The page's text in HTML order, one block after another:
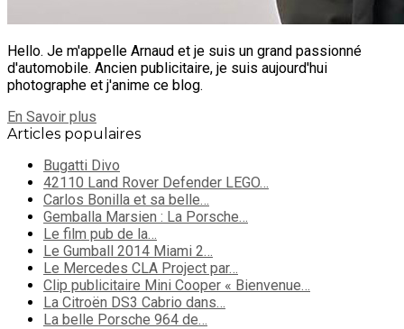
Hello. Je m'appelle Arnaud et je suis un grand passionné
d'automobile. Ancien publicitaire, je suis aujourd'hui
photographe et j'anime ce blog.
En Savoir plus
Articles populaires
Bugatti Divo
42110 Land Rover Defender LEGO…
Carlos Bonilla et sa belle…
Gemballa Marsien : La Porsche…
Le film pub de la…
Le Gumball 2014 Miami 2…
Le Mercedes CLA Project par…
Clip publicitaire Mini Cooper « Bienvenue…
La Citroën DS3 Cabrio dans…
La belle Porsche 964 de…